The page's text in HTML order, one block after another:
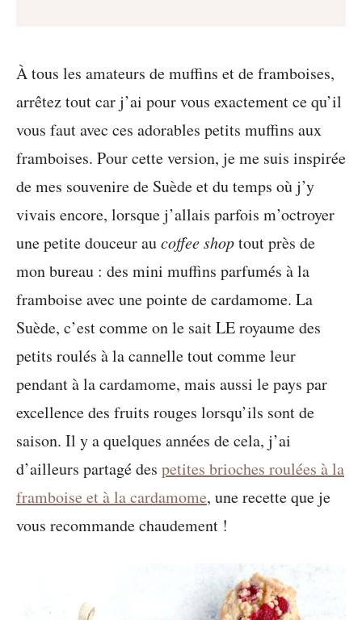
À tous les amateurs de muffins et de framboises,
arrêtez tout car j’ai pour vous exactement ce qu’il
vous faut avec ces adorables petits muffins aux
framboises. Pour cette version, je me suis inspirée
de mes souvenire de Suède et du temps où j’y
vivais encore, lorsque j’allais parfois m’octroyer
une petite douceur aucoffee shoptout près de
mon bureau : des mini muffins parfumés à la
framboise avec une pointe de cardamome. La
Suède, c’est comme on le sait LE royaume des
petits roulés à la cannelle tout comme leur
pendant à la cardamome, mais aussi le pays par
excellence des fruits rouges lorsqu’ils sont de
saison. Il y a quelques années de cela, j’ai
d’ailleurs partagé des petites brioches roulées à la
framboise et à la cardamome, une recette que je
vous recommande chaudement !